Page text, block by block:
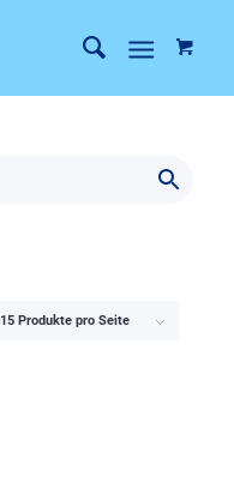
15 Produkte pro Seite